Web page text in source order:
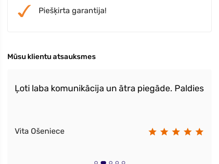
Piešķirta garantija!
Mūsu klientu atsauksmes
Ļoti laba komunikācija un ātra piegāde. Paldies
Vita Ošeniece